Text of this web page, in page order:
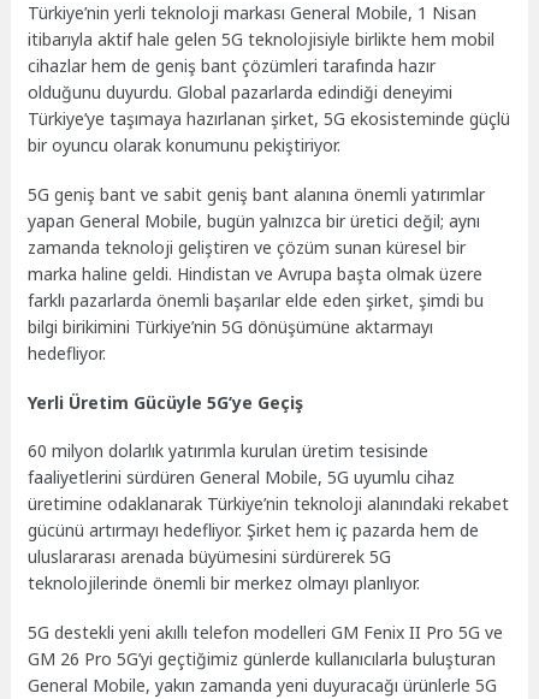
Türkiye’nin yerli teknoloji markası General Mobile, 1 Nisan
itibarıyla aktif hale gelen 5G teknolojisiyle birlikte hem mobil
cihazlar hem de geniş bant çözümleri tarafında hazır
olduğunu duyurdu. Global pazarlarda edindiği deneyimi
Türkiye’ye taşımaya hazırlanan şirket, 5G ekosisteminde güçlü
bir oyuncu olarak konumunu pekiştiriyor.
5G geniş bant ve sabit geniş bant alanına önemli yatırımlar
yapan General Mobile, bugün yalnızca bir üretici değil; aynı
zamanda teknoloji geliştiren ve çözüm sunan küresel bir
marka haline geldi. Hindistan ve Avrupa başta olmak üzere
farklı pazarlarda önemli başarılar elde eden şirket, şimdi bu
bilgi birikimini Türkiye’nin 5G dönüşümüne aktarmayı
hedefliyor.
Yerli Üretim Gücüyle 5G’ye Geçiş
60 milyon dolarlık yatırımla kurulan üretim tesisinde
faaliyetlerini sürdüren General Mobile, 5G uyumlu cihaz
üretimine odaklanarak Türkiye’nin teknoloji alanındaki rekabet
gücünü artırmayı hedefliyor. Şirket hem iç pazarda hem de
uluslararası arenada büyümesini sürdürerek 5G
teknolojilerinde önemli bir merkez olmayı planlıyor.
5G destekli yeni akıllı telefon modelleri GM Fenix II Pro 5G ve
GM 26 Pro 5G’yi geçtiğimiz günlerde kullanıcılarla buluşturan
General Mobile, yakın zamanda yeni duyuracağı ürünlerle 5G